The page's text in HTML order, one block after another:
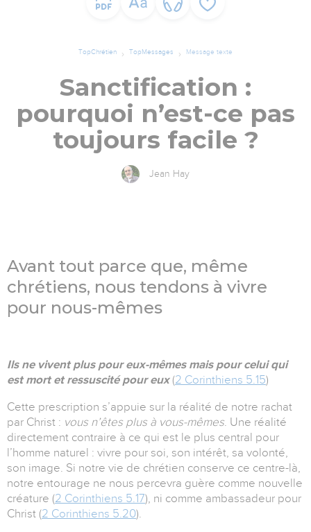
TopChrétien TopMessages Message texte
Sanctification :
pourquoi n’est-ce pas
toujours facile ?
Jean Hay
Avant tout parce que, même
chrétiens, nous tendons à vivre
pour nous-mêmes
Ils ne vivent plus pour eux-mêmes mais pour celui qui
est mort et ressuscité pour eux(2 Corinthiens 5.15)
Cette prescription s’appuie sur la réalité de notre rachat
par Christ : vous n’êtes plus à vous-mêmes. Une réalité
directement contraire à ce qui est le plus central pour
l’homme naturel : vivre pour soi, son intérêt, sa volonté,
son image. Si notre vie de chrétien conserve ce centre-là,
notre entourage ne nous percevra guère comme nouvelle
créature (2 Corinthiens 5.17), ni comme ambassadeur pour
Christ (2 Corinthiens 5.20).